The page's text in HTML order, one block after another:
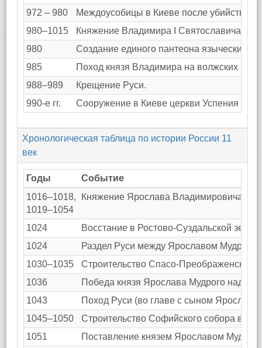
972 – 980
Междоусобицы в Киеве после убийства
980–1015
Княжение Владимира I Святославича в
980
Создание единого пантеона языческих
985
Поход князя Владимира на волжских
988–989
Крещение Руси.
990-е гг.
Сооружение в Киеве церкви Успения
Хронологическая таблица по истории России 11
век
Годы
Событие
1016–1018,
1019–1054
Княжение Ярослава Владимировича
1024
Восстание в Ростово-Суздальской
1024
Раздел Руси между Ярославом Мудрым
1030–1035
Строительство Спасо-Преображенского
1036
Победа князя Ярослава Мудрого над
1043
Поход Руси (во главе с сыном
1045–1050
Строительство Софийского собора в
1051
Поставление князем Ярославом